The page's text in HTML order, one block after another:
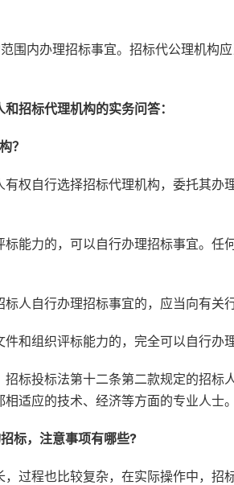
内办理招标事宜。招标代公理机构应
招标代理机构的实务问答：
？
自行选择招标代理机构，委托其办
力的，可以自行办理招标事宜。任
自行办理招标事宜的，应当向有关行
组织评标能力的，完全可以自行办理
投标法第十二条第二款规定的招标
适应的技术、经济等方面的专业人士。
标，注意事项有哪些?
程也比较复杂，在实际操作中，招